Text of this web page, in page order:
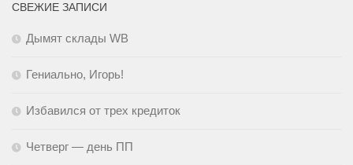
СВЕЖИЕ ЗАПИСИ
Дымят склады WB
Гениально, Игорь!
Избавился от трех кредиток
Четверг — день ПП